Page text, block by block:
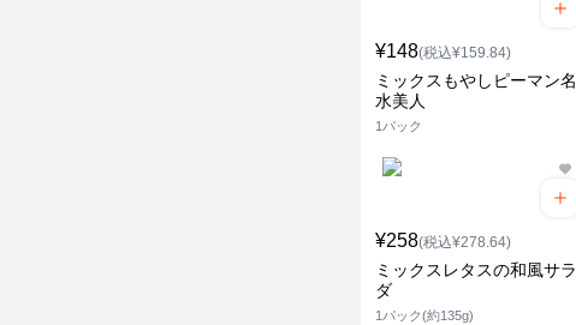
¥148(税込¥159.84)
ミックスもやしピーマン名
水美人
1パック
¥258(税込¥278.64)
ミックスレタスの和風サラ
ダ
1パック(約135g)